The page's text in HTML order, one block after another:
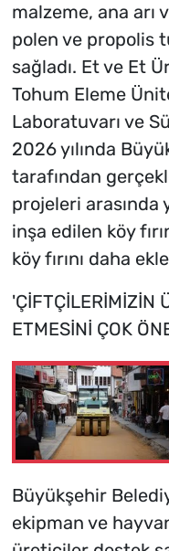
malzeme, ana arı
polen ve propolis
sağladı. Et ve Et
Tohum Eleme
Laboratuvarı ve
2026 yılında
tarafından
projeleri arasında
inşa edilen köy
köy fırını daha
'ÇİFTÇİLERİMİZİN
ETMESİNİ ÇOK
Büyükşehir
ekipman ve